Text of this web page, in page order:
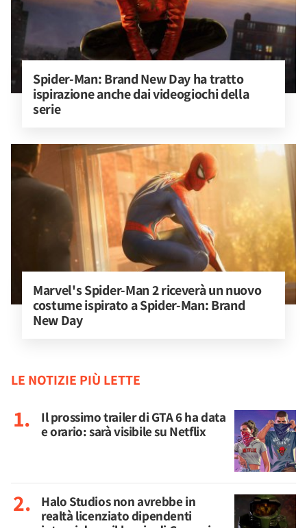
Spider-Man: Brand New Day ha tratto
ispirazione anche dai videogiochi della
serie
Marvel's Spider-Man 2 riceverà un nuovo
costume ispirato a Spider-Man: Brand
New Day
LE NOTIZIE PIÙ LETTE
Il prossimo trailer di GTA 6 ha data
e orario: sarà visibile su Netflix
Halo Studios non avrebbe in
realtà licenziato dipendenti